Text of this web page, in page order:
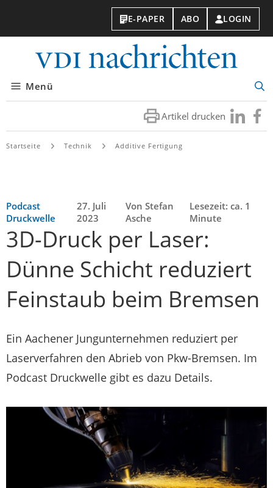
E-PAPER ABO LOGIN
Menü
Artikel drucken Besuchen
Sie
Sie
Startseite Technik Additive Fertigung
Podcast
Druckwelle
27. Juli
2023
Von Stefan
Asche
Lesezeit: ca. 1
Minute
3D-Druck per Laser:
Dünne Schicht reduziert
Feinstaub beim Bremsen
Ein Aachener Jungunternehmen reduziert per
Laserverfahren den Abrieb von Pkw-Bremsen. Im
Podcast Druckwelle gibt es dazu Details.